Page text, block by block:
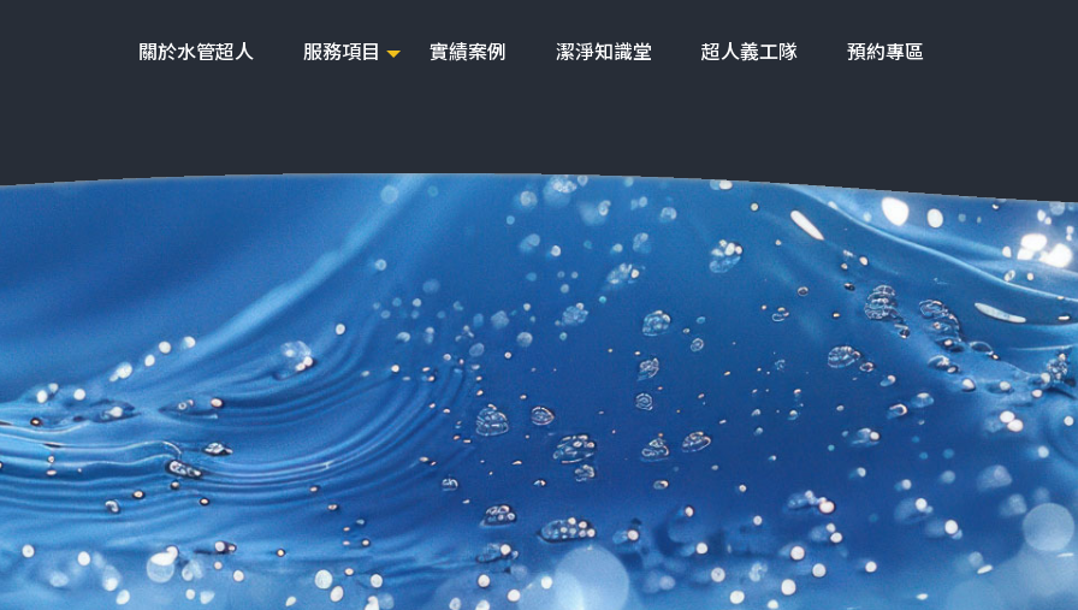
關於水管超人 服務項目 實績案例 潔淨知識堂 超人義工隊 預約專區